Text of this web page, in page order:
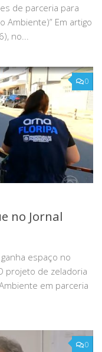
de parceria para
Ambiente)” Em artigo
no...
0
no Jornal
espaço no
projeto de zeladoria
em parceria
0